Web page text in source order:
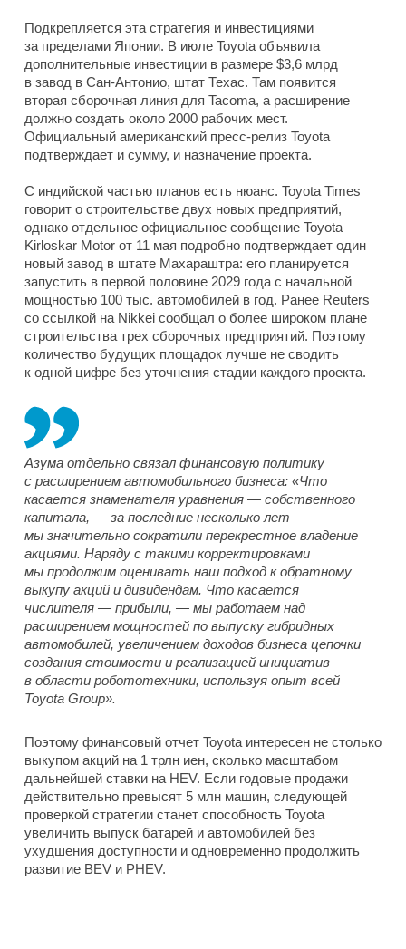
Подкрепляется эта стратегия и инвестициями
за пределами Японии. В июле Toyota объявила
дополнительные инвестиции в размере $3,6 млрд
в завод в Сан-Антонио, штат Техас. Там появится
вторая сборочная линия для Tacoma, а расширение
должно создать около 2000 рабочих мест.
Официальный американский пресс-релиз Toyota
подтверждает и сумму, и назначение проекта.
С индийской частью планов есть нюанс. Toyota Times
говорит о строительстве двух новых предприятий,
однако отдельное официальное сообщение Toyota
Kirloskar Motor от 11 мая подробно подтверждает один
новый завод в штате Махараштра: его планируется
запустить в первой половине 2029 года с начальной
мощностью 100 тыс. автомобилей в год. Ранее Reuters
со ссылкой на Nikkei сообщал о более широком плане
строительства трех сборочных предприятий. Поэтому
количество будущих площадок лучше не сводить
к одной цифре без уточнения стадии каждого проекта.
Азума отдельно связал финансовую политику
с расширением автомобильного бизнеса: «Что
касается знаменателя уравнения — собственного
капитала, — за последние несколько лет
мы значительно сократили перекрестное владение
акциями. Наряду с такими корректировками
мы продолжим оценивать наш подход к обратному
выкупу акций и дивидендам. Что касается
числителя — прибыли, — мы работаем над
расширением мощностей по выпуску гибридных
автомобилей, увеличением доходов бизнеса цепочки
создания стоимости и реализацией инициатив
в области робототехники, используя опыт всей
Toyota Group».
Поэтому финансовый отчет Toyota интересен не столько
выкупом акций на 1 трлн иен, сколько масштабом
дальнейшей ставки на HEV. Если годовые продажи
действительно превысят 5 млн машин, следующей
проверкой стратегии станет способность Toyota
увеличить выпуск батарей и автомобилей без
ухудшения доступности и одновременно продолжить
развитие BEV и PHEV.